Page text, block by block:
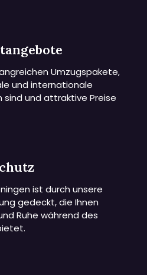
Umzugspakete,
und internationale
und attraktive Preise
ist durch unsere
gedeckt, die Ihnen
Ruhe während des